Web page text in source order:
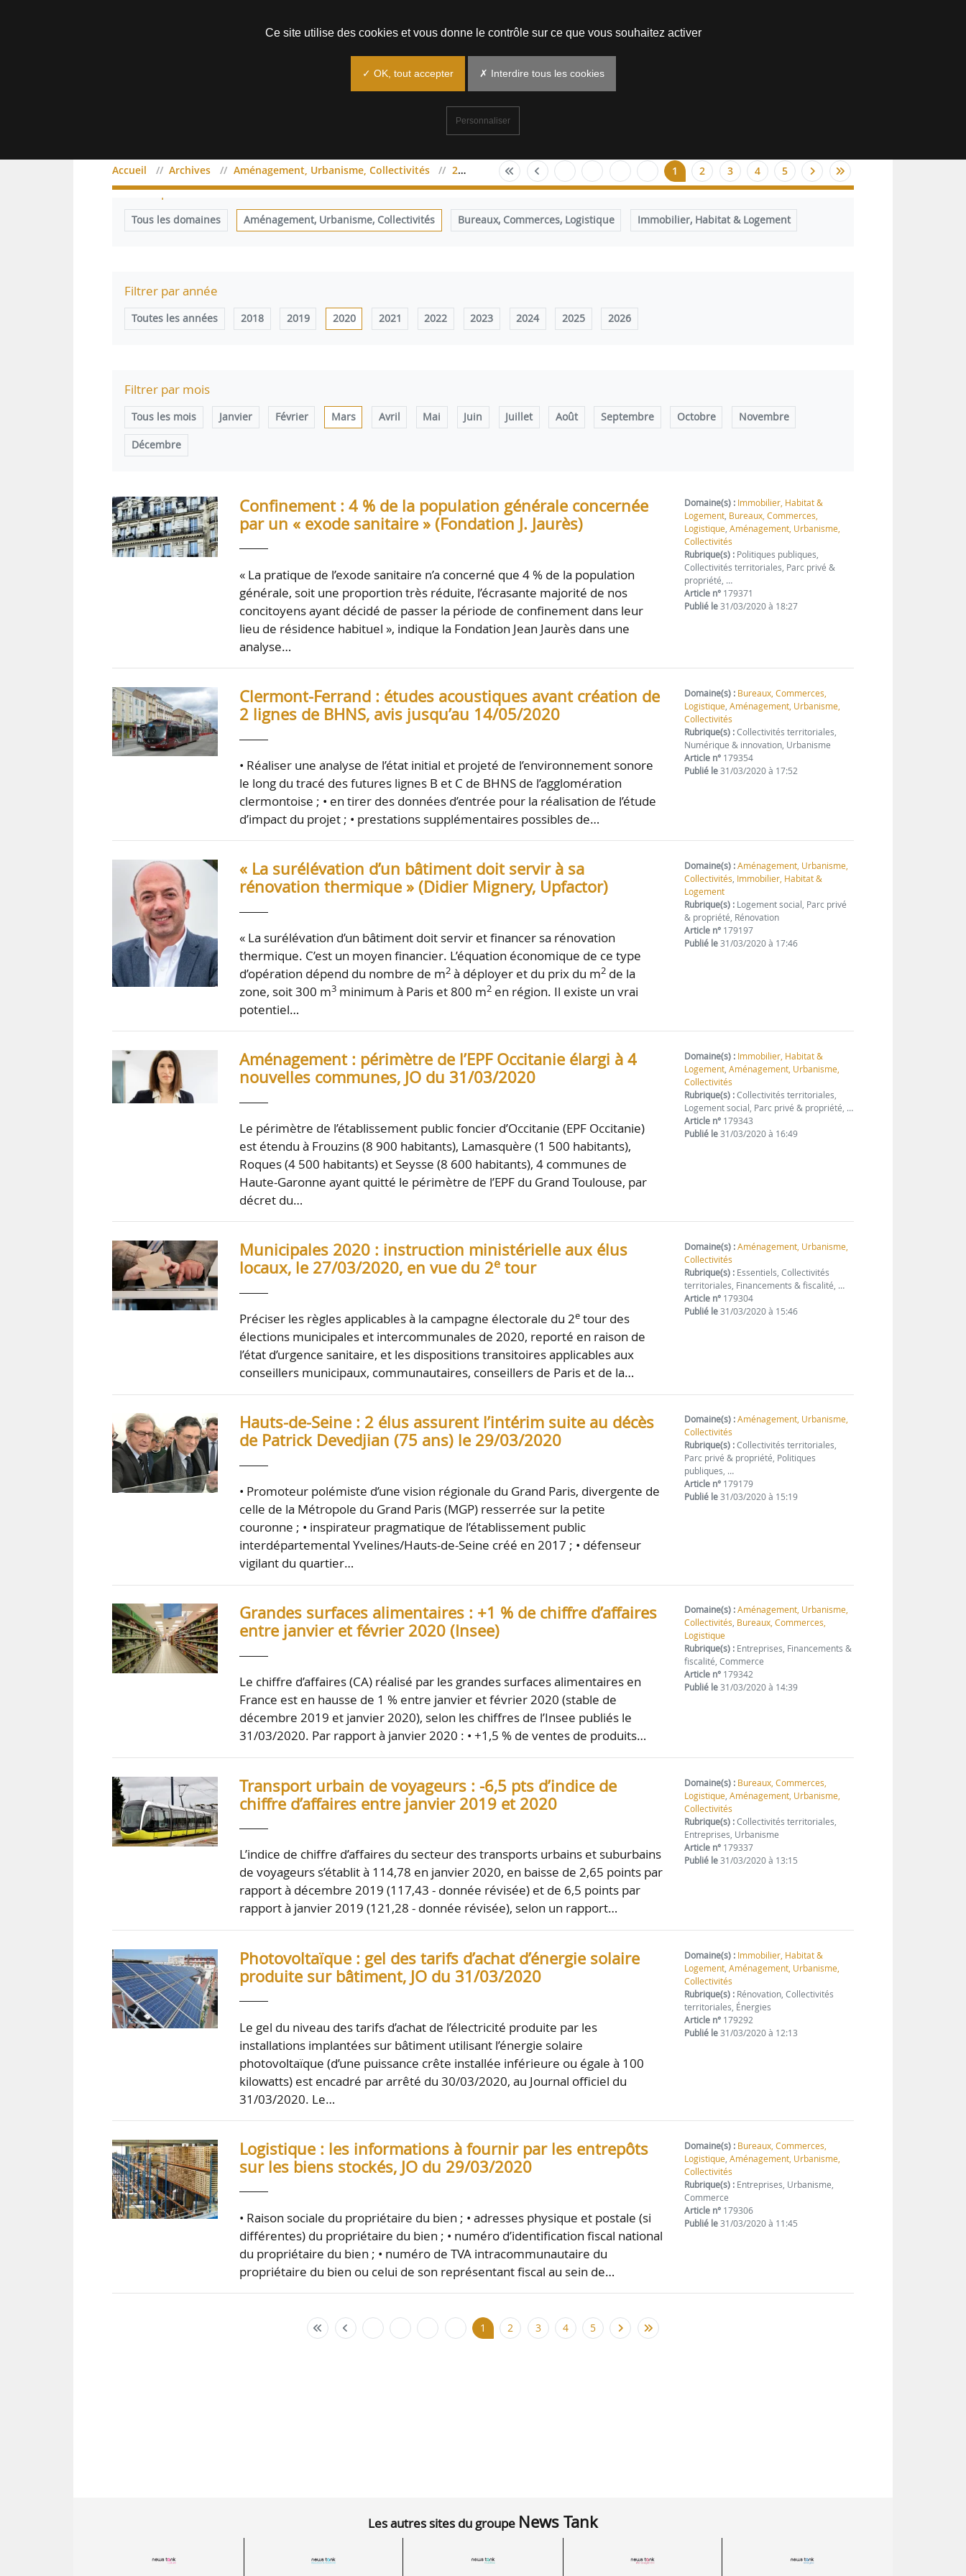
Accueil Archives Aménagement, Urbanisme, Collectivités 2020 mars 1 2 3 4 5
Filtrer par domaine
Tous les domaines Aménagement, Urbanisme, Collectivités Bureaux, Commerces, Logistique Immobilier, Habitat & Logement
Filtrer par année
Toutes les années 2018 2019 2020 2021 2022 2023 2024 2025 2026
Filtrer par mois
Tous les mois Janvier Février Mars Avril Mai Juin Juillet Août Septembre Octobre Novembre
Décembre
Confinement : 4 % de la population générale concernée
par un « exode sanitaire » (Fondation J. Jaurès)
« La pratique de l’exode sanitaire n’a concerné que 4 % de la population
générale, soit une proportion très réduite, l’écrasante majorité de nos
concitoyens ayant décidé de passer la période de confinement dans leur
lieu de résidence habituel », indique la Fondation Jean Jaurès dans une
analyse…
Domaine(s) : Immobilier, Habitat &
Logement, Bureaux, Commerces,
Logistique,Aménagement, Urbanisme,
Collectivités
Rubrique(s) : Politiques publiques,
Collectivités territoriales, Parc privé &
propriété, …
Article n° 179371
Publié le31/03/2020 à 18:27
Clermont-Ferrand : études acoustiques avant création de
2 lignes de BHNS, avis jusqu’au 14/05/2020
• Réaliser une analyse de l’état initial et projeté de l’environnement sonore
le long du tracé des futures lignes B et C de BHNS de l’agglomération
clermontoise ; • en tirer des données d’entrée pour la réalisation de l’étude
d’impact du projet ; • prestations supplémentaires possibles de…
Domaine(s) : Bureaux, Commerces,
Logistique,Aménagement, Urbanisme,
Collectivités
Rubrique(s) :Collectivités territoriales,
Numérique & innovation, Urbanisme
Article n° 179354
Publié le31/03/2020 à 17:52
« La surélévation d’un bâtiment doit servir à sa
rénovation thermique » (Didier Mignery, Upfactor)
« La surélévation d’un bâtiment doit servir et financer sa rénovation
thermique. C’est un moyen financier. L’équation économique de ce type
d’opération dépend du nombre de m2 à déployer et du prix du m2 de la
zone, soit 300 m3 minimum à Paris et 800 m2 en région. Il existe un vrai
potentiel…
Domaine(s) : Aménagement, Urbanisme,
Collectivités, Immobilier, Habitat &
Logement
Rubrique(s) : Logement social, Parc privé
& propriété, Rénovation
Article n° 179197
Publié le31/03/2020 à 17:46
Aménagement : périmètre de l’EPF Occitanie élargi à 4
nouvelles communes, JO du 31/03/2020
Le périmètre de l’établissement public foncier d’Occitanie (EPF Occitanie)
est étendu à Frouzins (8 900 habitants), Lamasquère (1 500 habitants),
Roques (4 500 habitants) et Seysse (8 600 habitants), 4 communes de
Haute-Garonne ayant quitté le périmètre de l’EPF du Grand Toulouse, par
décret du…
Domaine(s) : Immobilier, Habitat &
Logement,Aménagement, Urbanisme,
Collectivités
Rubrique(s) :Collectivités territoriales,
Logement social, Parc privé & propriété, …
Article n° 179343
Publié le31/03/2020 à 16:49
Municipales 2020 : instruction ministérielle aux élus
locaux, le 27/03/2020, en vue du 2e tour
Préciser les règles applicables à la campagne électorale du 2e tour des
élections municipales et intercommunales de 2020, reporté en raison de
l’état d’urgence sanitaire, et les dispositions transitoires applicables aux
conseillers municipaux, communautaires, conseillers de Paris et de la…
Domaine(s) : Aménagement, Urbanisme,
Collectivités
Rubrique(s) : Essentiels, Collectivités
territoriales, Financements & fiscalité, …
Article n° 179304
Publié le31/03/2020 à 15:46
Hauts-de-Seine : 2 élus assurent l’intérim suite au décès
de Patrick Devedjian (75 ans) le 29/03/2020
• Promoteur polémiste d’une vision régionale du Grand Paris, divergente de
celle de la Métropole du Grand Paris (MGP) resserrée sur la petite
couronne ; • inspirateur pragmatique de l’établissement public
interdépartemental Yvelines/Hauts-de-Seine créé en 2017 ; • défenseur
vigilant du quartier…
Domaine(s) : Aménagement, Urbanisme,
Collectivités
Rubrique(s) :Collectivités territoriales,
Parc privé & propriété, Politiques
publiques, …
Article n° 179179
Publié le31/03/2020 à 15:19
Grandes surfaces alimentaires : +1 % de chiffre d’affaires
entre janvier et février 2020 (Insee)
Le chiffre d’affaires (CA) réalisé par les grandes surfaces alimentaires en
France est en hausse de 1 % entre janvier et février 2020 (stable de
décembre 2019 et janvier 2020), selon les chiffres de l’Insee publiés le
31/03/2020. Par rapport à janvier 2020 : • +1,5 % de ventes de produits…
Domaine(s) : Aménagement, Urbanisme,
Collectivités, Bureaux, Commerces,
Logistique
Rubrique(s) : Entreprises, Financements &
fiscalité, Commerce
Article n° 179342
Publié le31/03/2020 à 14:39
Transport urbain de voyageurs : -6,5 pts d’indice de
chiffre d’affaires entre janvier 2019 et 2020
L’indice de chiffre d’affaires du secteur des transports urbains et suburbains
de voyageurs s’établit à 114,78 en janvier 2020, en baisse de 2,65 points par
rapport à décembre 2019 (117,43 - donnée révisée) et de 6,5 points par
rapport à janvier 2019 (121,28 - donnée révisée), selon un rapport…
Domaine(s) : Bureaux, Commerces,
Logistique,Aménagement, Urbanisme,
Collectivités
Rubrique(s) :Collectivités territoriales,
Entreprises, Urbanisme
Article n° 179337
Publié le31/03/2020 à 13:15
Photovoltaïque : gel des tarifs d’achat d’énergie solaire
produite sur bâtiment, JO du 31/03/2020
Le gel du niveau des tarifs d’achat de l’électricité produite par les
installations implantées sur bâtiment utilisant l’énergie solaire
photovoltaïque (d’une puissance crête installée inférieure ou égale à 100
kilowatts) est encadré par arrêté du 30/03/2020, au Journal officiel du
31/03/2020. Le…
Domaine(s) : Immobilier, Habitat &
Logement,Aménagement, Urbanisme,
Collectivités
Rubrique(s) : Rénovation, Collectivités
territoriales, Énergies
Article n° 179292
Publié le31/03/2020 à 12:13
Logistique : les informations à fournir par les entrepôts
sur les biens stockés, JO du 29/03/2020
• Raison sociale du propriétaire du bien ; • adresses physique et postale (si
différentes) du propriétaire du bien ; • numéro d’identification fiscal national
du propriétaire du bien ; • numéro de TVA intracommunautaire du
propriétaire du bien ou celui de son représentant fiscal au sein de…
Domaine(s) : Bureaux, Commerces,
Logistique,Aménagement, Urbanisme,
Collectivités
Rubrique(s) : Entreprises, Urbanisme,
Commerce
Article n° 179306
Publié le31/03/2020 à 11:45
1 2 3 4 5
Les autres sites du groupe News Tank
Ce site utilise des cookies et vous donne le contrôle sur ce que vous souhaitez activer
✓ OK, tout accepter ✗ Interdire tous les cookies
Personnaliser